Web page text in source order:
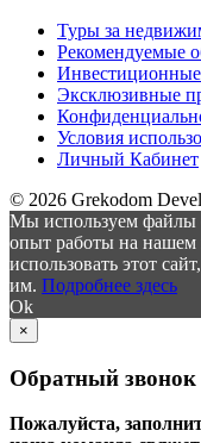
Туры за
Рекомендуемые
Эксклюзивные
Условия
Личный Кабинет
© 2026 Grekodom
Мы используем файлы
опыт работы на нашем
использовать этот
им. Подробнее здесь
Ok
×
Обратный звонок
Пожалуйста,